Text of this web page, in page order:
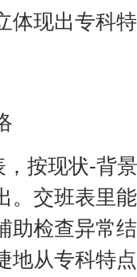
体现出专科
，按现状-背
。交班表里
助检查异常
地从专科特